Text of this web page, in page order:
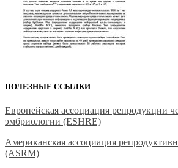
ПОЛЕЗНЫЕ ССЫЛКИ
Европейская ассоциация репродукции
эмбриологии (ESHRE)
Американская ассоциация
(ASRM)